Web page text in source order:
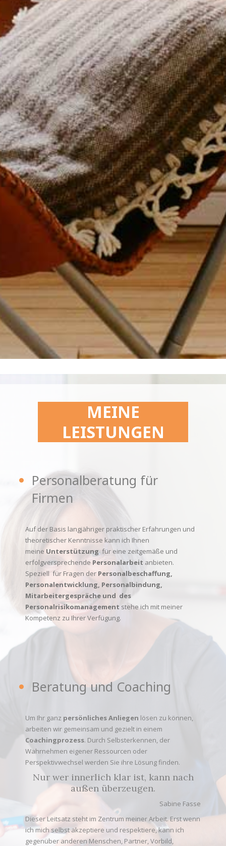
MEINE
LEISTUNGEN
Personalberatung für
Firmen
Auf der Basis langjähriger praktischer Erfahrungen und
theoretischer Kenntnisse kann ich Ihnen
meine Unterstützungfür eine zeitgemäße und
erfolgversprechende Personalarbeit anbieten.
Speziell für Fragen der Personalbeschaffung,
Personalentwicklung, Personalbindung,
Mitarbeitergespräche und des
Personalrisikomanagement stehe ich mit meiner
Kompetenz zu Ihrer Verfügung.
Beratung und Coaching
Um Ihr ganz persönliches Anliegen lösen zu können,
arbeiten wir gemeinsam und gezielt in einem
Coachingprozess. Durch Selbsterkennen, der
Wahrnehmen eigener Ressourcen oder
Perspektivwechsel werden Sie ihre Lösung finden.
Nur wer innerlich klar ist, kann nach
außen überzeugen.
Sabine Fasse
Dieser Leitsatz steht im Zentrum meiner Arbeit. Erst wenn
ich mich selbst akzeptiere und respektiere, kann ich
gegenüber anderen Menschen, Partner, Vorbild,